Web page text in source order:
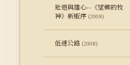
壯遊與雄心--《望鄉的牧
神》新版序 (2008)
低速公路 (2008)